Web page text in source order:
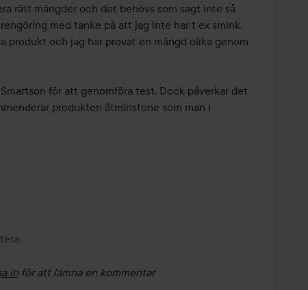
rätt mängder och det behövs som sagt inte så
med tanke på att jag inte har t ex smink.
produkt och jag har provat en mängd olika genom
för att genomföra test. Dock påverkar det
produkten åtminstone som man i
in för att lämna en kommentar